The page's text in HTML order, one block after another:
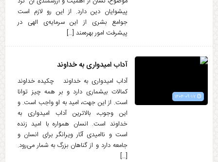
پیشوایان دین دارد. از این رو لازم است
جوامع بشری از این سرمایه‌ی الهی در
پیشرفت امور بهره‌مند […]
آداب امیدواری به خداوند
آداب امیدواری به خداوند چکیده خداوند
کمالات بیشماری دارد و بر همه چیز توانا
است. از این جهت، امید به او واجب است. و
این وجوب، بالاترین آداب امیدواری به
خداوند است. انسان همواره با امید زنده
است و ناامیدی آثار ویرانگر برای انسان و
جامعه دارد و از گناهان بزرگ به شمار می‌رود.
[…]